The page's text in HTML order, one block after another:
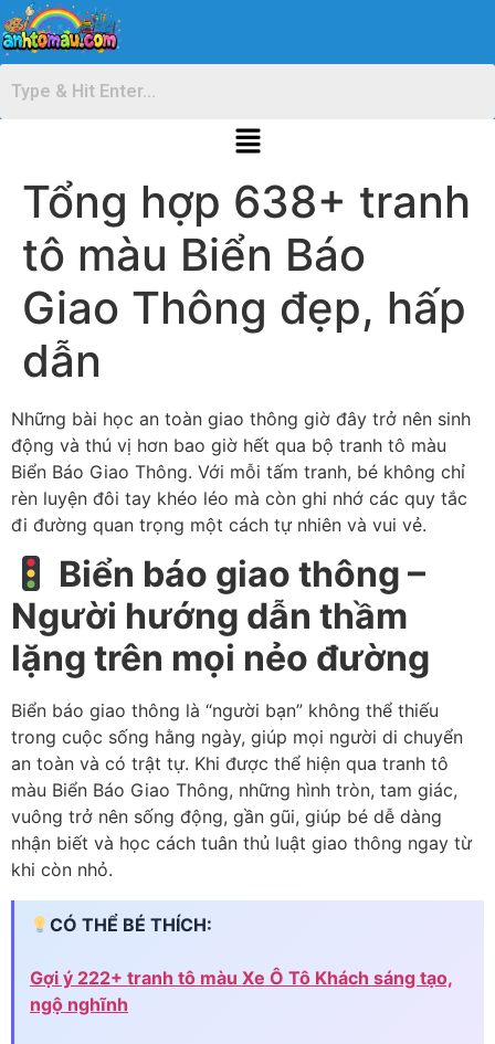
Tổng hợp 638+ tranh
tô màu Biển Báo
Giao Thông đẹp, hấp
dẫn
Những bài học an toàn giao thông giờ đây trở nên sinh
động và thú vị hơn bao giờ hết qua bộ tranh tô màu
Biển Báo Giao Thông. Với mỗi tấm tranh, bé không chỉ
rèn luyện đôi tay khéo léo mà còn ghi nhớ các quy tắc
đi đường quan trọng một cách tự nhiên và vui vẻ.
Biển báo giao thông –
Người hướng dẫn thầm
lặng trên mọi nẻo đường
Biển báo giao thông là “người bạn” không thể thiếu
trong cuộc sống hằng ngày, giúp mọi người di chuyển
an toàn và có trật tự. Khi được thể hiện qua tranh tô
màu Biển Báo Giao Thông, những hình tròn, tam giác,
vuông trở nên sống động, gần gũi, giúp bé dễ dàng
nhận biết và học cách tuân thủ luật giao thông ngay từ
khi còn nhỏ.
CÓ THỂ BÉ THÍCH:
Gợi ý 222+ tranh tô màu Xe Ô Tô Khách sáng tạo,
ngộ nghĩnh